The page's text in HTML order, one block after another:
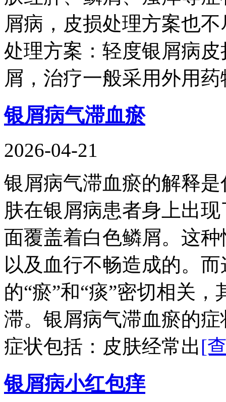
屑病，皮损处理方案也
处理方案：轻度银屑病
屑，治疗一般采用外用
银屑病气滞血瘀
2026-04-21
银屑病气滞血瘀的解释
肤在银屑病患者身上出
面覆盖着白色鳞屑。这
以及血行不畅造成的。
的“瘀”和“痰”密切相关
滞。银屑病气滞血瘀的
症状包括：皮肤经常出[
银屑病小红包痒